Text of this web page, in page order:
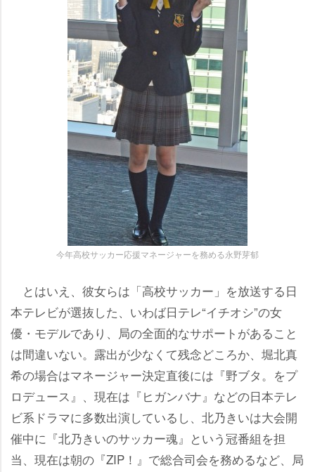
今年高校サッカー応援マネージャーを務める永野芽郁
とはいえ、彼女らは「高校サッカー」を放送する日
本テレビが選抜した、いわば日テレ“イチオシ”の女
優・モデルであり、局の全面的なサポートがあること
は間違いない。露出が少なくて残念どころか、堀北真
希の場合はマネージャー決定直後には『野ブタ。をプ
ロデュース』、現在は『ヒガンバナ』などの日本テレ
ビ系ドラマに多数出演しているし、北乃きいは大会開
催中に『北乃きいのサッカー魂』という冠番組を担
当、現在は朝の『ZIP！』で総合司会を務めるなど、局